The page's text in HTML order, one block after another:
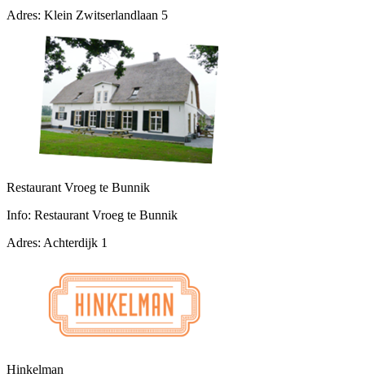
Adres: Klein Zwitserlandlaan 5
Restaurant Vroeg te Bunnik
Info: Restaurant Vroeg te Bunnik
Adres: Achterdijk 1
Hinkelman